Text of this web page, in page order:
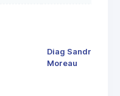
Diag Sandrine
Moreau